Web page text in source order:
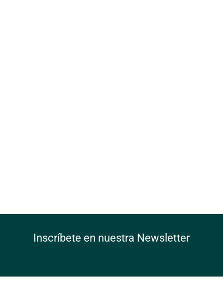
Inscríbete en nuestra Newsletter